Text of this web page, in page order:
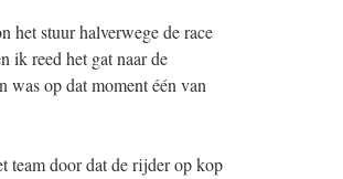
het stuur halverwege de race
ik reed het gat naar de
op dat moment één van
team door dat de rijder op kop